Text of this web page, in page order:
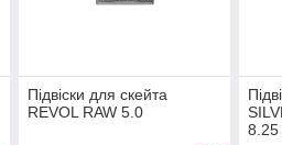
Підвіски для скейта
REVOL RAW 5.0
8.25